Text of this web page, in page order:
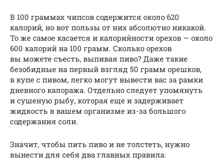
В 100 граммах чипсов содержится около 620
калорий, но вот пользы от них абсолютно никакой.
То же самое касается и калорийности орехов — около
600 калорий на 100 грамм. Сколько орехов
вы можете съесть, выпивая пиво? Даже такие
безобидные на первый взгляд 50 грамм орешков,
в купе с пивом, легко могут вывести вас за рамки
дневного калоража. Отдельно следует упомянуть
и сушеную рыбу, которая еще и задерживает
жидкость в вашем организме из-за большого
содержания соли.
Значит, чтобы пить пиво и не толстеть, нужно
вынести для себя два главных правила: